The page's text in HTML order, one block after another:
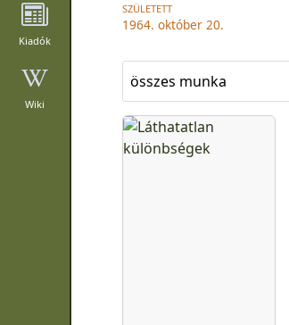
Kiadók
Wiki
SZÜLETETT
1964. október 20.
összes munka